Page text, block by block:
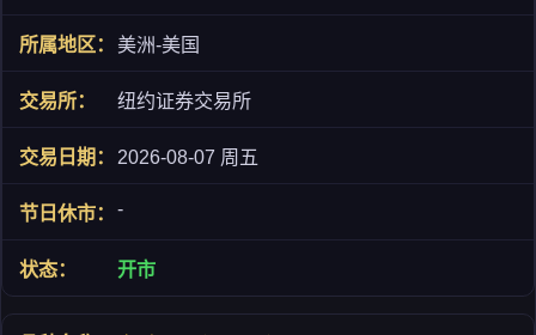
美洲-美国
纽约证券交易所
2026-08-07 周五
-
开市